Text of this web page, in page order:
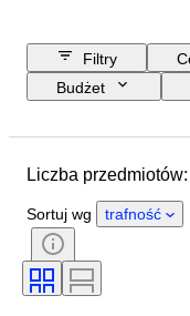
Filtry
Budżet
Długość paska
Kraj pochodzenia
Płeć
Certyfikacja
Wydanie
Liczba
Sortuj wg trafność